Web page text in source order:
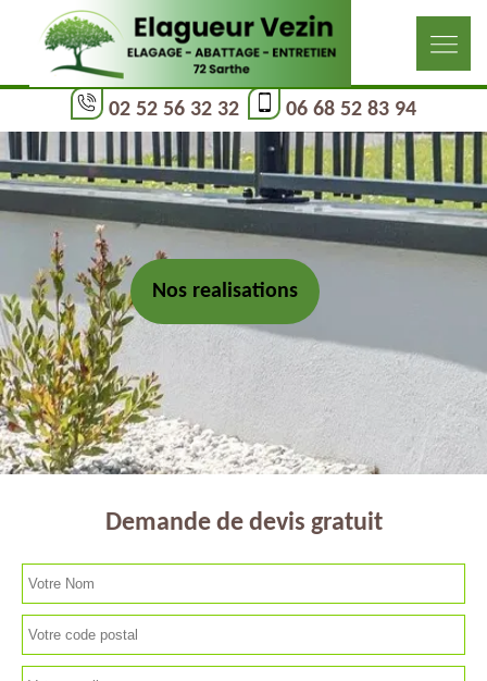
02 52 56 32 32 06 68 52 83 94
Nos realisations
Demande de devis gratuit